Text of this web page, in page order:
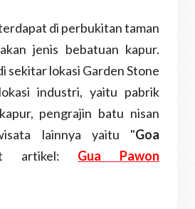
di perbukitan taman
jenis bebatuan kapur.
sekitar lokasi Garden Stone
industri, yaitu pabrik
pengrajin batu nisan
lainnya yaitu "Goa
artikel: Gua Pawon